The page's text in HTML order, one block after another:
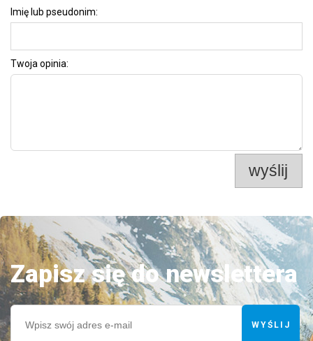
Imię lub pseudonim:
Twoja opinia:
wyślij
Zapisz się do newslettera
WYŚLIJ